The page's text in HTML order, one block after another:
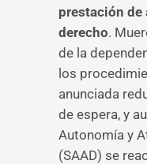
prestación de
derecho.
de la
los
anunciada
de espera, y
Autonomía y
(SAAD) se